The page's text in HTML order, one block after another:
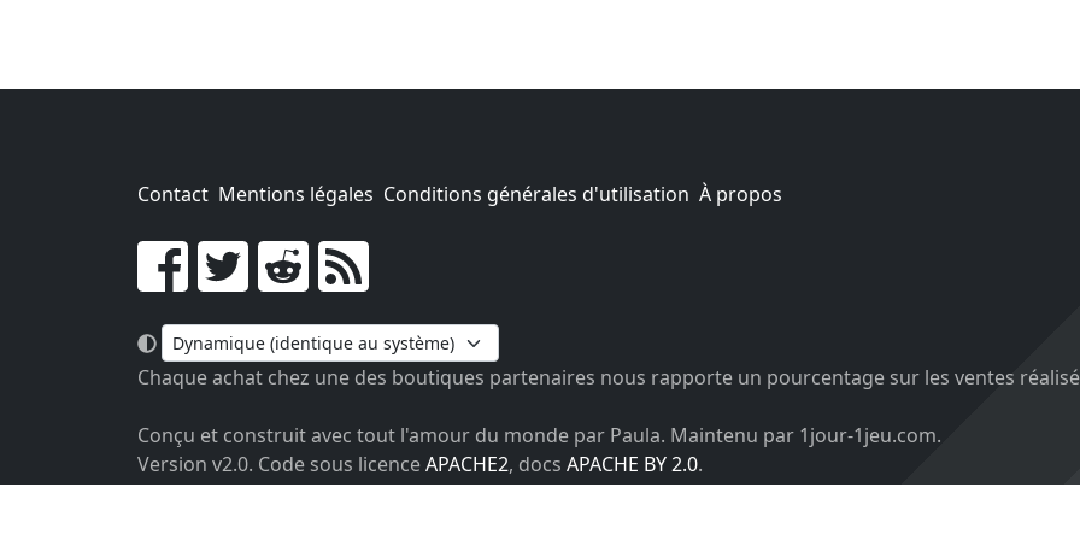
Contact Mentions légales Conditions générales d'utilisation À propos
Go !
Chaque achat chez une des boutiques partenaires nous rapporte un pourcentage sur les ventes
Conçu et construit avec tout l'amour du monde par Paula. Maintenu par 1jour-1jeu.com.
Version v2.0. Code sous licenceAPACHE2, docs APACHE BY 2.0.